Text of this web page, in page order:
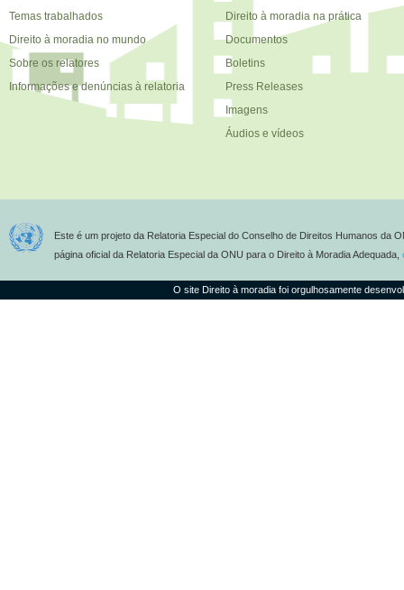
Temas trabalhados
Direito à moradia no mundo
Sobre os relatores
Informações e denúncias à relatoria
Direito à moradia na prática
Documentos
Boletins
Press Releases
Imagens
Áudios e vídeos
Este é um projeto da Relatoria Especial do Conselho de Direitos Humanos da
página oficial da Relatoria Especial da ONU para o Direito à Moradia Adequada,
O site Direito à moradia foi orgulhosamente